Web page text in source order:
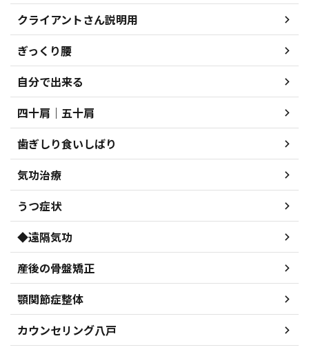
クライアントさん説明用
ぎっくり腰
自分で出来る
四十肩｜五十肩
歯ぎしり食いしばり
気功治療
うつ症状
◆遠隔気功
産後の骨盤矯正
顎関節症整体
カウンセリング八戸